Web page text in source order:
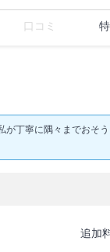
口コミ
が丁寧に隅々までおそ
追加